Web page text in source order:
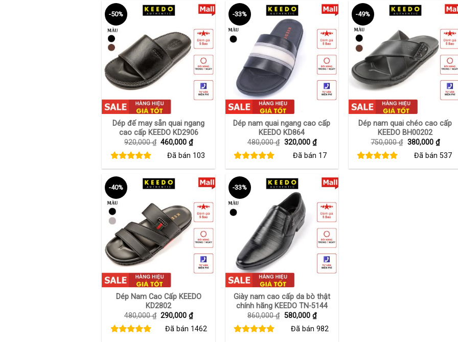
-50%
+
Dép đế may sẵn quai ngang
cao cấp KEEDO KD2906
920,000₫ Giá
là:
460,000₫Giá
hiện
tại
460,000 ₫.
Đã bán 103
-33%
+
Dép nam quai ngang cao cấp
KEEDO KD864
480,000₫ Giá
320,000 ₫Giá
hiện
tại
320,000 ₫.
Đã bán 17
-49%
+
Dép nam quai chéo cao cấp
KEEDO BH00202
750,000₫ Giá
380,000 ₫Giá
hiện
tại
Đã bán 537
-40%
+
Dép Nam Cao Cấp KEEDO
KD2802
480,000₫ Giá
là:
290,000₫Giá
tại
Đã bán 1462
-33%
+
Giày nam cao cấp da bò thật
chính hãng KEEDO TN-5144
860,000₫ Giá
580,000 ₫Giá
tại
Đã bán 982